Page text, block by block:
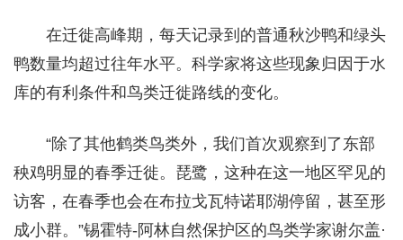
在迁徙高峰期，每天记录到的普通秋沙鸭和绿头
鸭数量均超过往年水平。科学家将这些现象归因于水
库的有利条件和鸟类迁徙路线的变化。
“除了其他鹤类鸟类外，我们首次观察到了东部
秧鸡明显的春季迁徙。琵鹭，这种在这一地区罕见的
访客，在春季也会在布拉戈瓦特诺耶湖停留，甚至形
成小群。”锡霍特-阿林自然保护区的鸟类学家谢尔盖·